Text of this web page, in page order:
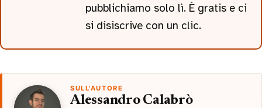
pubblichiamo solo lì. È gratis e ci
si disiscrive con un clic.
SULL'AUTORE
Alessandro Calabrò